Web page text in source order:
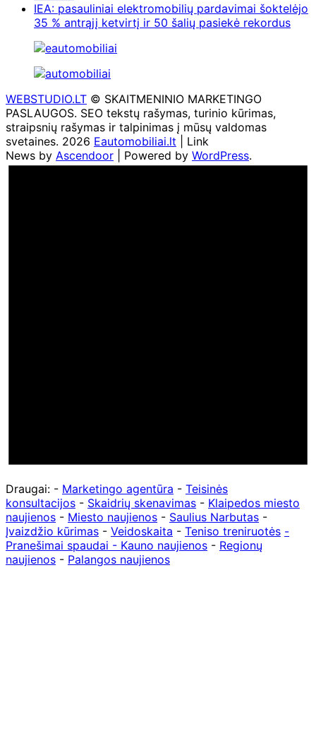
IEA: pasauliniai elektromobilių pardavimai šoktelėjo
35 % antrąjį ketvirtį ir 50 šalių pasiekė rekordus
WEBSTUDIO.LT © SKAITMENINIO MARKETINGO
PASLAUGOS. SEO tekstų rašymas, turinio kūrimas,
straipsnių rašymas ir talpinimas į mūsų valdomas
svetaines. 2026 Eautomobiliai.lt | Link
News by Ascendoor | Powered by WordPress.
Draugai: - Marketingo agentūra - Teisinės
konsultacijos - Skaidrių skenavimas - Klaipedos miesto
naujienos - Miesto naujienos - Saulius Narbutas -
Įvaizdžio kūrimas - Veidoskaita - Teniso treniruotės -
Pranešimai spaudai - Kauno naujienos - Regionų
naujienos - Palangos naujienos